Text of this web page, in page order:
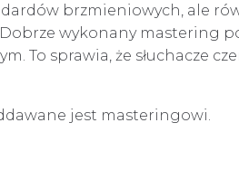
brzmieniowych, ale
wykonany mastering
To sprawia, że słuchacze
jest masteringowi.